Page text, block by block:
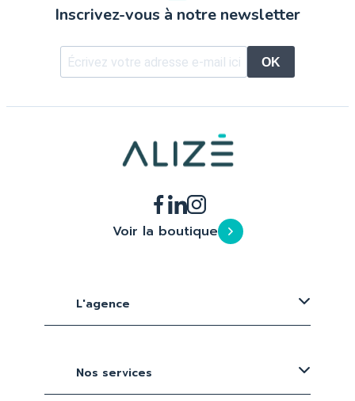
Inscrivez-vous à notre newsletter
OK
Voir la boutique
L'agence
Nos services